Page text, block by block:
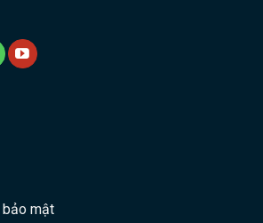
bảo mật